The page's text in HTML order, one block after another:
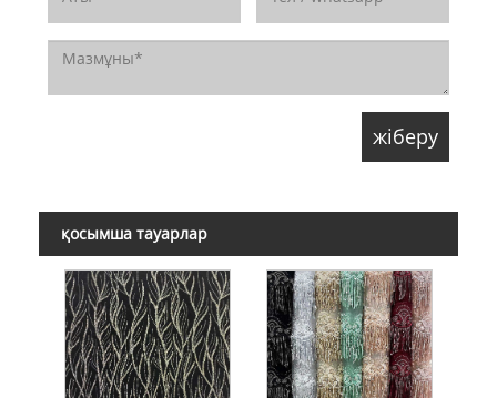
қосымша тауарлар